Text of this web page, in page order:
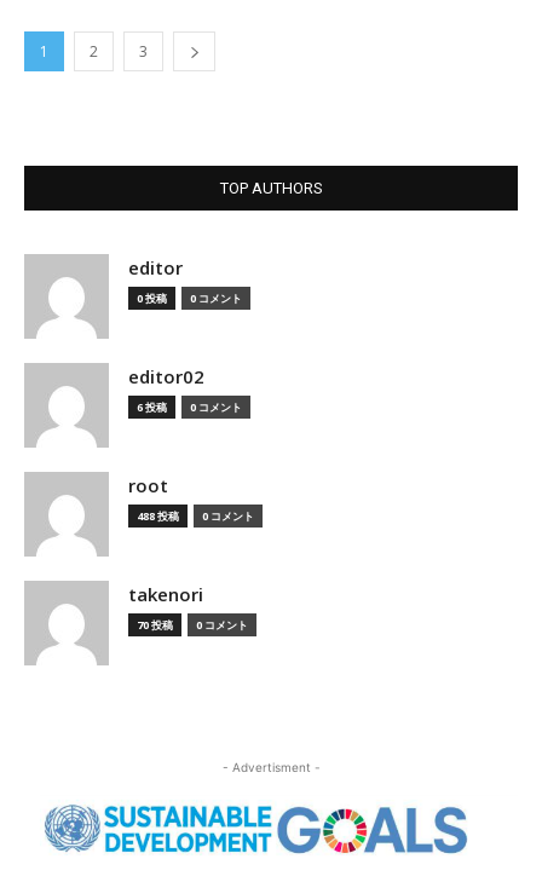
1 2 3
TOP AUTHORS
editor
0 投稿 0 コメント
editor02
6 投稿 0 コメント
root
488 投稿 0 コメント
takenori
70 投稿 0 コメント
- Advertisment -